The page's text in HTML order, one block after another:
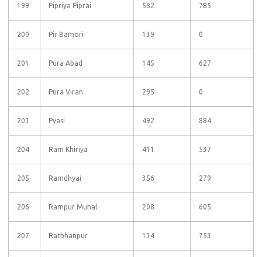
199 Pipriya Piprai 582 785
200 Pir Bamori 139 0
201 Pura Abad 145 627
202 Pura Viran 295 0
203 Pyasi 492 884
204 Ram Khiriya 411 537
205 Ramdhyai 356 279
206 Rampur Muhal 208 605
207 Ratbhanpur 134 753